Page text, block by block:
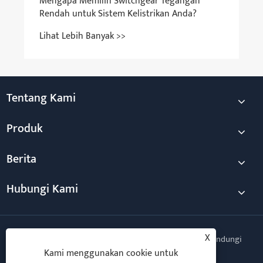
Rendah untuk Sistem Kelistrikan Anda?
Lihat Lebih Banyak >>
Tentang Kami
Produk
Berita
Hubungi Kami
Hak Cipta © 2026 Taili Electric Co., Ltd. Semua Hak Dilindungi
Undang-undang.
X
Kami menggunakan cookie untuk